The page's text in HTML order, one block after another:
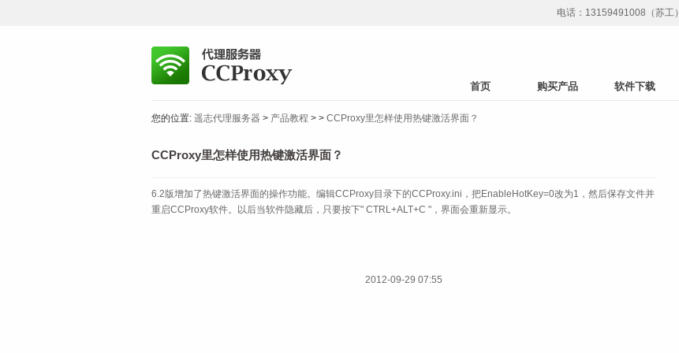
电话：13159491008（苏工）
首页 购买产品 软件下载
您的位置: 遥志代理服务器 > 产品教程 > > CCProxy里怎样使用热键激活界面？
CCProxy里怎样使用热键激活界面？
6.2版增加了热键激活界面的操作功能。编辑CCProxy目录下的CCProxy.ini，把EnableHotKey=0改为1，然后保存文件并
重启CCProxy软件。以后当软件隐藏后，只要按下" CTRL+ALT+C "，界面会重新显示。
2012-09-29 07:55